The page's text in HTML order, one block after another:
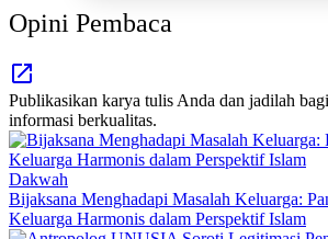
Opini Pembaca
Publikasikan karya tulis Anda dan jadilah
informasi berkualitas.
Dakwah
Bijaksana Menghadapi Masalah Keluarga:
Keluarga Harmonis dalam Perspektif Islam